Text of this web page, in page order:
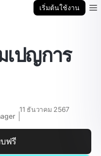
เริ่มต้นใช้งาน
เปญการ
11 ธันวาคม 2567
ฟรี